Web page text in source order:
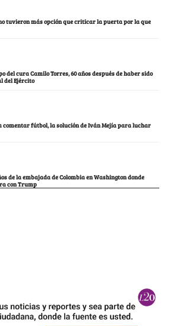
tuvieron más opción que criticar la puerta por la que
del cura Camilo Torres, 60 años después de haber sido
del Ejército
comentar fútbol, la solución de Iván Mejía para luchar
de la embajada de Colombia en Washington donde
con Trump